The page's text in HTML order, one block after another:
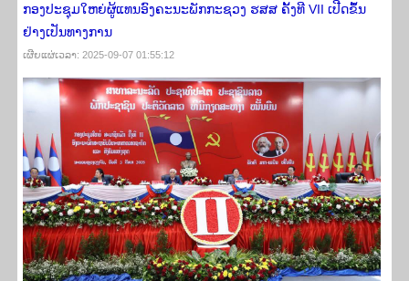
ກອງປະຊຸມໃຫຍ່ຜູ້ແທນອົງຄະນະພັກກະຊວງ ຮສສ ຄັ້ງທີ VII ​ເປີດ​ຂຶ້ນ​
ຢ່າງ​ເປັນ​ທາງ​ການ
ເຜີຍ​ແຜ່​ເວ​ລາ: 2025-09-07 01:55:12